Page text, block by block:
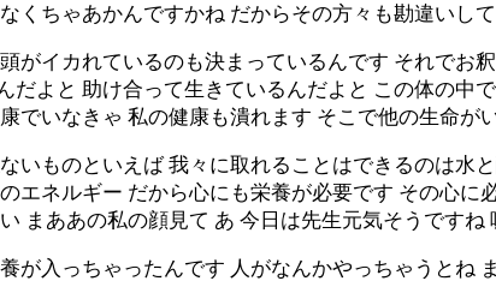
くちゃあかんですかね だからその方々も勘違いし
がイカれているのも決まっているんです それで
だよと 助け合って生きているんだよと この体の
でいなきゃ 私の健康も潰れます そこで他の生命が
いものといえば 我々に取れることはできるのは
エネルギー だから心にも栄養が必要です その心
まああの私の顔見て あ 今日は先生元気そうですね
が入っちゃったんです 人がなんかやっちゃうとね